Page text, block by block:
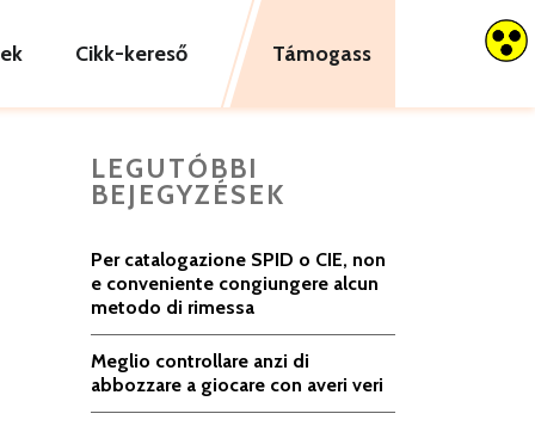
Cikk-kereső Támogass
LEGUTÓBBI
BEJEGYZÉSEK
Per catalogazione SPID o CIE, non
e conveniente congiungere alcun
metodo di rimessa
Meglio controllare anzi di
abbozzare a giocare con averi veri